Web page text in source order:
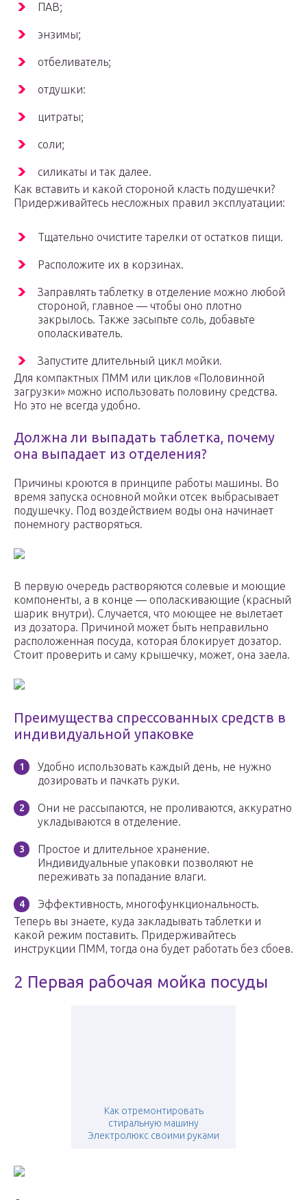
ПАВ;
энзимы;
отбеливатель;
отдушки:
цитраты;
соли;
силикаты и так далее.
Как вставить и какой стороной класть подушечки?
Придерживайтесь несложных правил эксплуатации:
Тщательно очистите тарелки от остатков пищи.
Расположите их в корзинах.
Заправлять таблетку в отделение можно любой
стороной, главное — чтобы оно плотно
закрылось. Также засыпьте соль, добавьте
ополаскиватель.
Запустите длительный цикл мойки.
Для компактных ПММ или циклов «Половинной
загрузки» можно использовать половину средства.
Но это не всегда удобно.
Должна ли выпадать таблетка, почему
она выпадает из отделения?
Причины кроются в принципе работы машины. Во
время запуска основной мойки отсек выбрасывает
подушечку. Под воздействием воды она начинает
понемногу растворяться.
В первую очередь растворяются солевые и моющие
компоненты, а в конце — ополаскивающие (красный
шарик внутри). Случается, что моющее не вылетает
из дозатора. Причиной может быть неправильно
расположенная посуда, которая блокирует дозатор.
Стоит проверить и саму крышечку, может, она заела.
Преимущества спрессованных средств в
индивидуальной упаковке
Удобно использовать каждый день, не нужно
дозировать и пачкать руки.
Они не рассыпаются, не проливаются, аккуратно
укладываются в отделение.
Простое и длительное хранение.
Индивидуальные упаковки позволяют не
переживать за попадание влаги.
Эффективность, многофункциональность.
Теперь вы знаете, куда закладывать таблетки и
какой режим поставить. Придерживайтесь
инструкции ПММ, тогда она будет работать без сбоев.
2 Первая рабочая мойка посуды
Как отремонтировать
стиральную машину
Электролюкс своими руками